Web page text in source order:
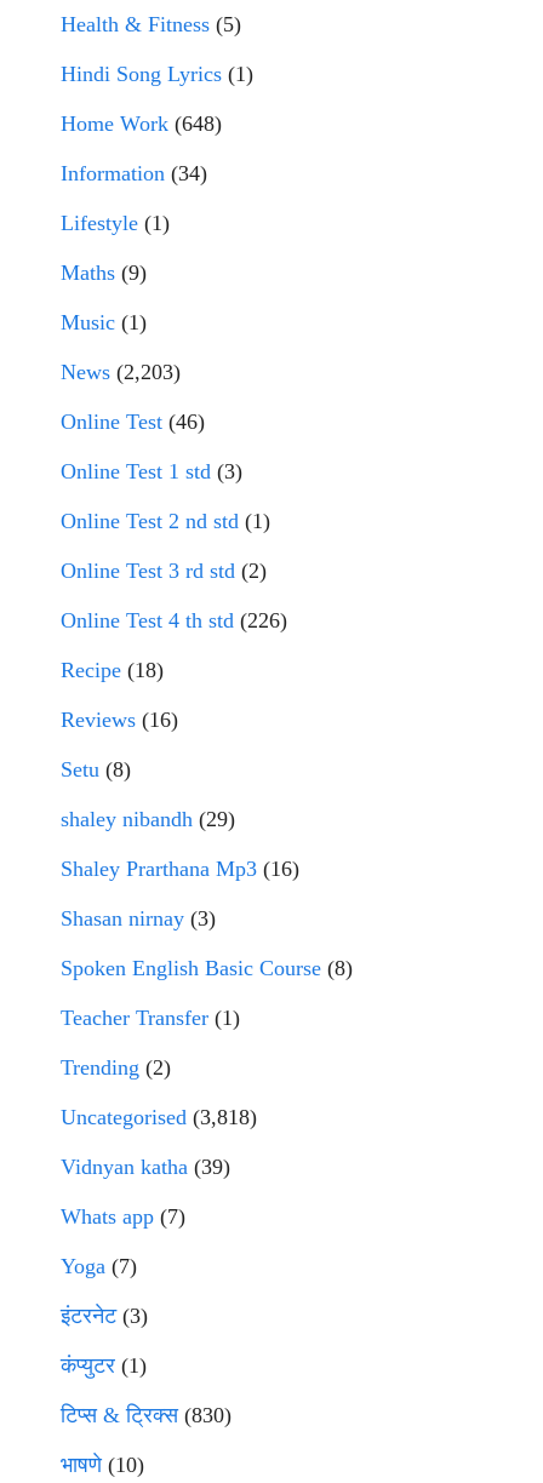
Health & Fitness (5)
Hindi Song Lyrics (1)
Home Work (648)
Information (34)
Lifestyle (1)
Maths (9)
Music (1)
News (2,203)
Online Test (46)
Online Test 1 std (3)
Online Test 2 nd std (1)
Online Test 3 rd std (2)
Online Test 4 th std (226)
Recipe (18)
Reviews (16)
Setu (8)
shaley nibandh (29)
Shaley Prarthana Mp3 (16)
Shasan nirnay (3)
Spoken English Basic Course (8)
Teacher Transfer (1)
Trending (2)
Uncategorised (3,818)
Vidnyan katha (39)
Whats app (7)
Yoga (7)
इंटरनेट(3)
कंप्युटर (1)
टिप्स & ट्रिक्स(830)
भाषणे(10)